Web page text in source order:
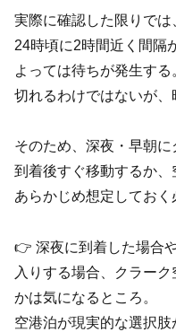
実際に確認した限りで
24時頃に2時間近く間隔
よっては待ちが発生す
切れるわけではないが、
そのため、深夜・早朝に
到着後すぐ移動するか
あらかじめ想定しておく
👉 深夜に到着した場合
入りする場合、クラー
かは気になるところ。
空港泊が現実的な選択